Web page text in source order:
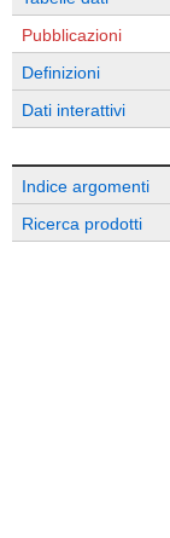
Pubblicazioni
Definizioni
Dati interattivi
Indice argomenti
Ricerca prodotti